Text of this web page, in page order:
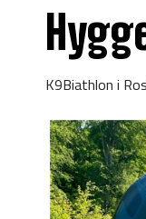
K9Biathlon i